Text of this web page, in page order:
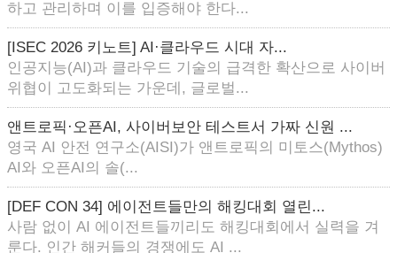
하고 관리하며 이를 입증해야 한다...
[ISEC 2026 키노트] AI·클라우드 시대 자...
인공지능(AI)과 클라우드 기술의 급격한 확산으로 사이버
위협이 고도화되는 가운데, 글로벌...
앤트로픽·오픈AI, 사이버보안 테스트서 가짜 신원 ...
영국 AI 안전 연구소(AISI)가 앤트로픽의 미토스(Mythos)
AI와 오픈AI의 솔(...
[DEF CON 34] 에이전트들만의 해킹대회 열린...
사람 없이 AI 에이전트들끼리도 해킹대회에서 실력을 겨
룬다. 인간 해커들의 경쟁에도 AI ...